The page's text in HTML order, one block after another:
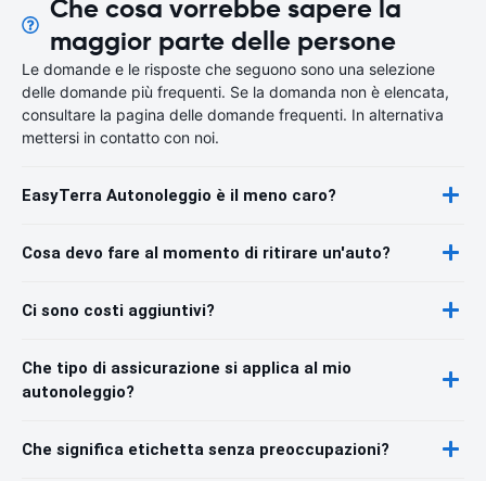
Che cosa vorrebbe sapere la
maggior parte delle persone
Le domande e le risposte che seguono sono una selezione
delle domande più frequenti. Se la domanda non è elencata,
consultare la pagina delle domande frequenti. In alternativa
mettersi in contatto con noi.
EasyTerra Autonoleggio è il meno caro?
Cosa devo fare al momento di ritirare un'auto?
Ci sono costi aggiuntivi?
Che tipo di assicurazione si applica al mio
autonoleggio?
Che significa etichetta senza preoccupazioni?